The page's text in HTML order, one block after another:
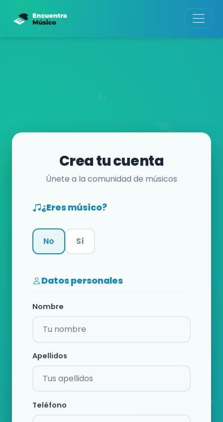
Crea tu cuenta
Únete a la comunidad de músicos
¿Eres músico?
No Sí
Datos personales
Nombre
Apellidos
Teléfono